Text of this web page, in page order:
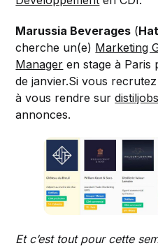
Marussia Beverages (
cherche un(e) Marketing
Manager en stage à
de janvier.Si vous
à vous rendre sur
annonces.
Et c’est tout pour cette